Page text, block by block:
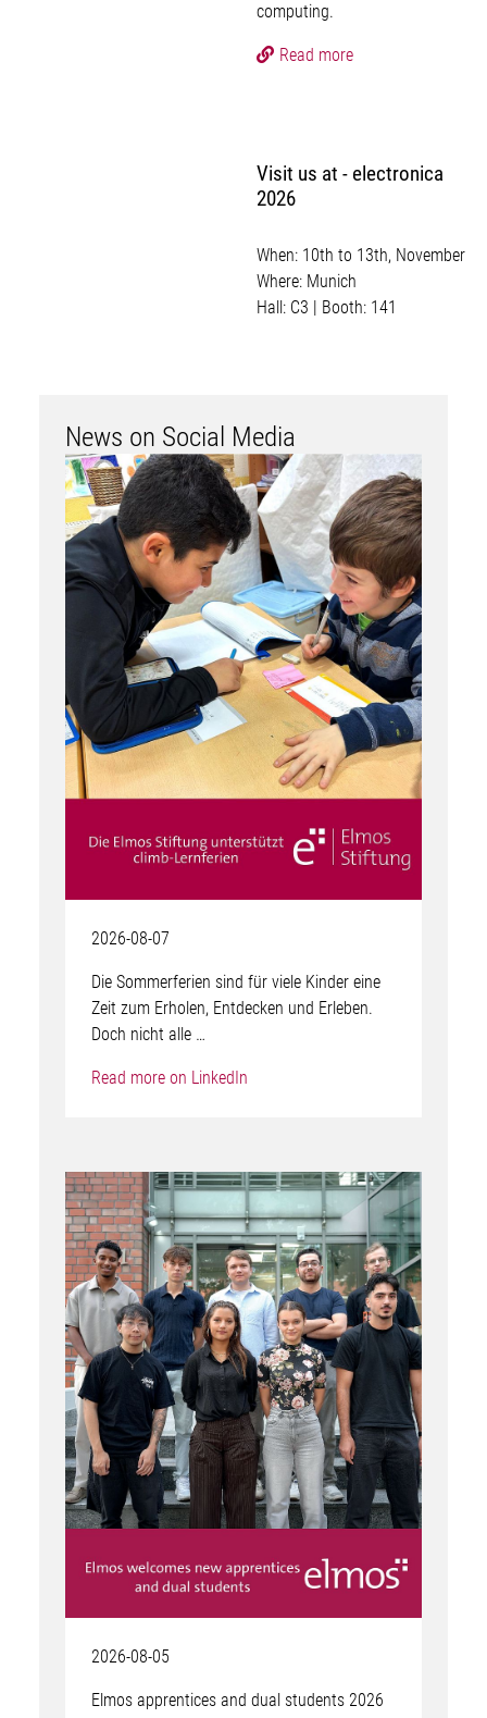
computing.
Read more
Visit us at - electronica
2026
When: 10th to 13th, November
Where: Munich
Hall: C3 | Booth: 141
News on Social Media
2026-08-07
Die Sommerferien sind für viele Kinder eine
Zeit zum Erholen, Entdecken und Erleben.
Doch nicht alle …
Read more on LinkedIn
2026-08-05
Elmos apprentices and dual students 2026